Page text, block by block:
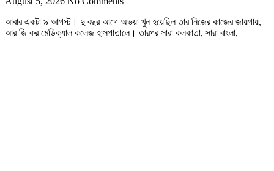
আবার একটা ৯ আগস্ট। দু বছর আগে অভয়া খুন হয়েছিল তার নিজের কাজের জায়গায়,
আর জি কর মেডিক্যাল কলেজ হাসপাতালে। তারপর সারা কলকাতা, সারা বাংলা,